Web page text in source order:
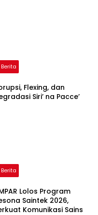
Berita
Flexing, dan
Siri’ na Pacce’
Berita
Lolos Program
Saintek 2026,
Komunikasi Sains